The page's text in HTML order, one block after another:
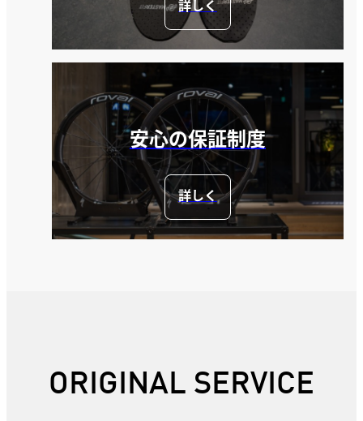
詳しく
安心の保証制度
詳しく
ORIGINAL SERVICE